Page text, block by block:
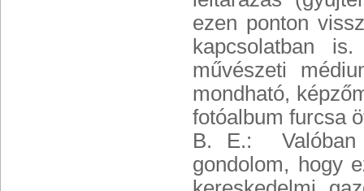
ezen ponton
kapcsolatban
művészeti
mondható,
fotóalbum furcsa
B. E.: Valóban
gondolom, hogy